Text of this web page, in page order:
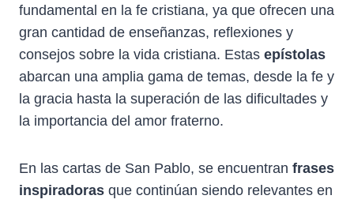
fundamental en la fe cristiana, ya que ofrecen una
gran cantidad de enseñanzas, reflexiones y
consejos sobre la vida cristiana. Estas epístolas
abarcan una amplia gama de temas, desde la fe y
la gracia hasta la superación de las dificultades y
la importancia del amor fraterno.
En las cartas de San Pablo, se encuentran frases
inspiradoras que continúan siendo relevantes en